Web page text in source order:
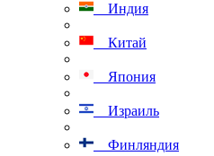
Индия
Китай
Япония
Израиль
Финляндия